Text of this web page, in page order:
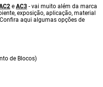
e AC3 - vai muito além da marca
exposição, aplicação, material
aqui algumas opções de
de Blocos)